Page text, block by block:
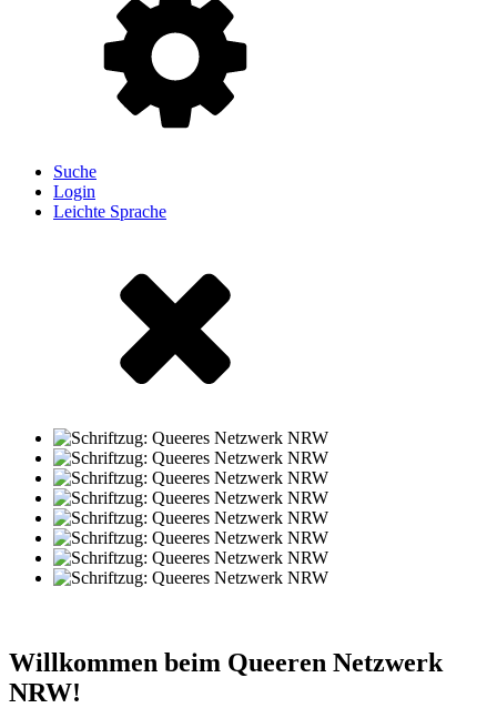
Suche
Login
Leichte Sprache
Willkommen beim Queeren Netzwerk
NRW!